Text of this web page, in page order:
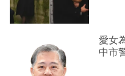
愛女
中市